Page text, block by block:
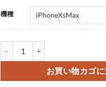
機種
お買い物カゴに